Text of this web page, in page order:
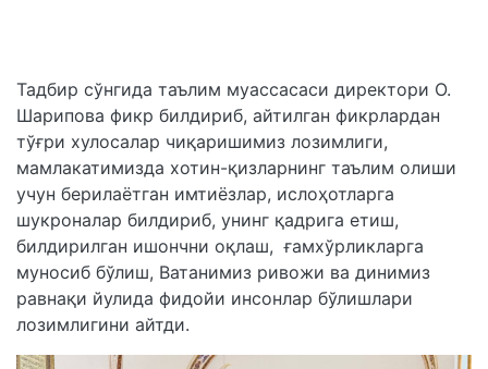
Тадбир сўнгида таълим муассасаси директори О.
Шарипова фикр билдириб, айтилган фикрлардан
тўғри хулосалар чиқаришимиз лозимлиги,
мамлакатимизда хотин-қизларнинг таълим олиши
учун берилаётган имтиёзлар, ислоҳотларга
шукроналар билдириб, унинг қадрига етиш,
билдирилган ишончни оқлаш, ғамхўрликларга
муносиб бўлиш, Ватанимиз ривожи ва динимиз
равнақи йулида фидойи инсонлар бўлишлари
лозимлигини айтди.